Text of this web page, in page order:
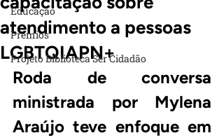
Educação
Prêmios
Projeto Biblioteca Ser Cidadão
atendimento a pessoas
LGBTQIAPN+
Roda de conversa
ministrada por Mylena
Araújo teve enfoque em